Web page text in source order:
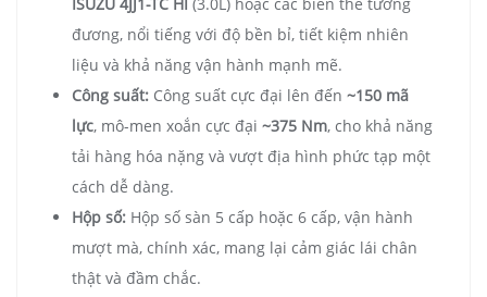
đương, nổi tiếng với độ bền bỉ, tiết kiệm nhiên
liệu và khả năng vận hành mạnh mẽ.
Công suất: Công suất cực đại lên đến ~150 mã
lực, mô-men xoắn cực đại ~375 Nm, cho khả năng
tải hàng hóa nặng và vượt địa hình phức tạp một
cách dễ dàng.
Hộp số: Hộp số sàn 5 cấp hoặc 6 cấp, vận hành
mượt mà, chính xác, mang lại cảm giác lái chân
thật và đầm chắc.